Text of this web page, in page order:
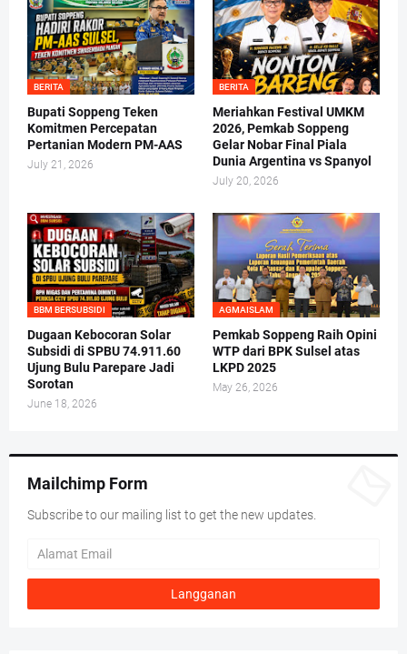
BERITA
Bupati Soppeng Teken
Komitmen Percepatan
Pertanian Modern PM-AAS
July 21, 2026
BERITA
Meriahkan Festival UMKM
2026, Pemkab Soppeng
Gelar Nobar Final Piala
Dunia Argentina vs Spanyol
July 20, 2026
BBM BERSUBSIDI
Dugaan Kebocoran Solar
Subsidi di SPBU 74.911.60
Ujung Bulu Parepare Jadi
Sorotan
June 18, 2026
AGMAISLAM
Pemkab Soppeng Raih Opini
WTP dari BPK Sulsel atas
LKPD 2025
May 26, 2026
Mailchimp Form
Subscribe to our mailing list to get the new updates.